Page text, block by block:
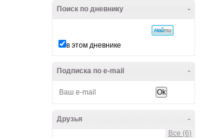
-
Поиск по дневнику
в этом дневнике
-
Подписка по e-mail
-
Друзья
Все (6)